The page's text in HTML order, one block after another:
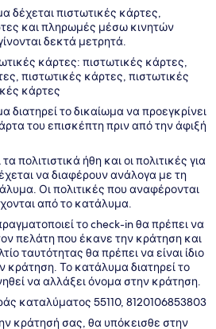
δέχεται πιστωτικές κάρτες,
και πληρωμές μέσω κινητών
δεκτά μετρητά.
κάρτες: πιστωτικές κάρτες,
πιστωτικές κάρτες, πιστωτικές
κάρτες
διατηρεί το δικαίωμα να προεγκρίνει
του επισκέπτη πριν από την άφιξή
πολιτιστικά ήθη και οι πολιτικές για
να διαφέρουν ανάλογα με τη
Οι πολιτικές που αναφέρονται
από το κατάλυμα.
το check-in θα πρέπει να
πελάτη που έκανε την κράτηση και
ταυτότητας θα πρέπει να είναι ίδιο
κράτηση. Το κατάλυμα διατηρεί το
να αλλάξει όνομα στην κράτηση.
καταλύματος 55110, 8120106853803
κράτησή σας, θα υπόκεισθε στην